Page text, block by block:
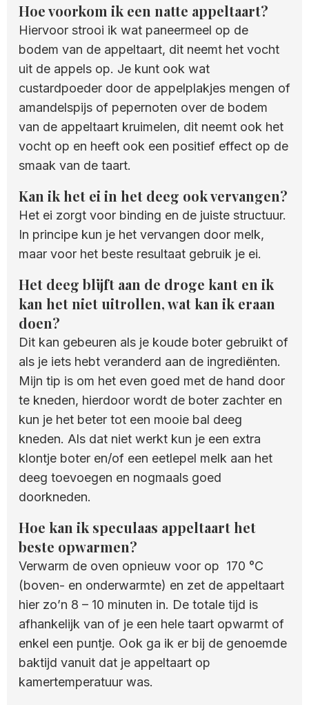
Hoe voorkom ik een natte appeltaart?
Hiervoor strooi ik wat paneermeel op de
bodem van de appeltaart, dit neemt het vocht
uit de appels op. Je kunt ook wat
custardpoeder door de appelplakjes mengen of
amandelspijs of pepernoten over de bodem
van de appeltaart kruimelen, dit neemt ook het
vocht op en heeft ook een positief effect op de
smaak van de taart.
Kan ik het ei in het deeg ook vervangen?
Het ei zorgt voor binding en de juiste structuur.
In principe kun je het vervangen door melk,
maar voor het beste resultaat gebruik je ei.
Het deeg blijft aan de droge kant en ik
kan het niet uitrollen, wat kan ik eraan
doen?
Dit kan gebeuren als je koude boter gebruikt of
als je iets hebt veranderd aan de ingrediënten.
Mijn tip is om het even goed met de hand door
te kneden, hierdoor wordt de boter zachter en
kun je het beter tot een mooie bal deeg
kneden. Als dat niet werkt kun je een extra
klontje boter en/of een eetlepel melk aan het
deeg toevoegen en nogmaals goed
doorkneden.
Hoe kan ik speculaas appeltaart het
beste opwarmen?
Verwarm de oven opnieuw voor op 170 °C
(boven- en onderwarmte) en zet de appeltaart
hier zo’n 8 – 10 minuten in. De totale tijd is
afhankelijk van of je een hele taart opwarmt of
enkel een puntje. Ook ga ik er bij de genoemde
baktijd vanuit dat je appeltaart op
kamertemperatuur was.